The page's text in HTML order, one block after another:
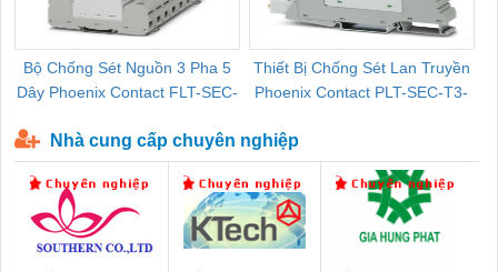
Bộ Chống Sét Nguồn 3 Pha 5
Dây Phoenix Contact FLT-SEC-
Thiết Bị Chống Sét Lan Truyền
Phoenix Contact PLT-SEC-T3-
Nhà cung cấp chuyên nghiệp